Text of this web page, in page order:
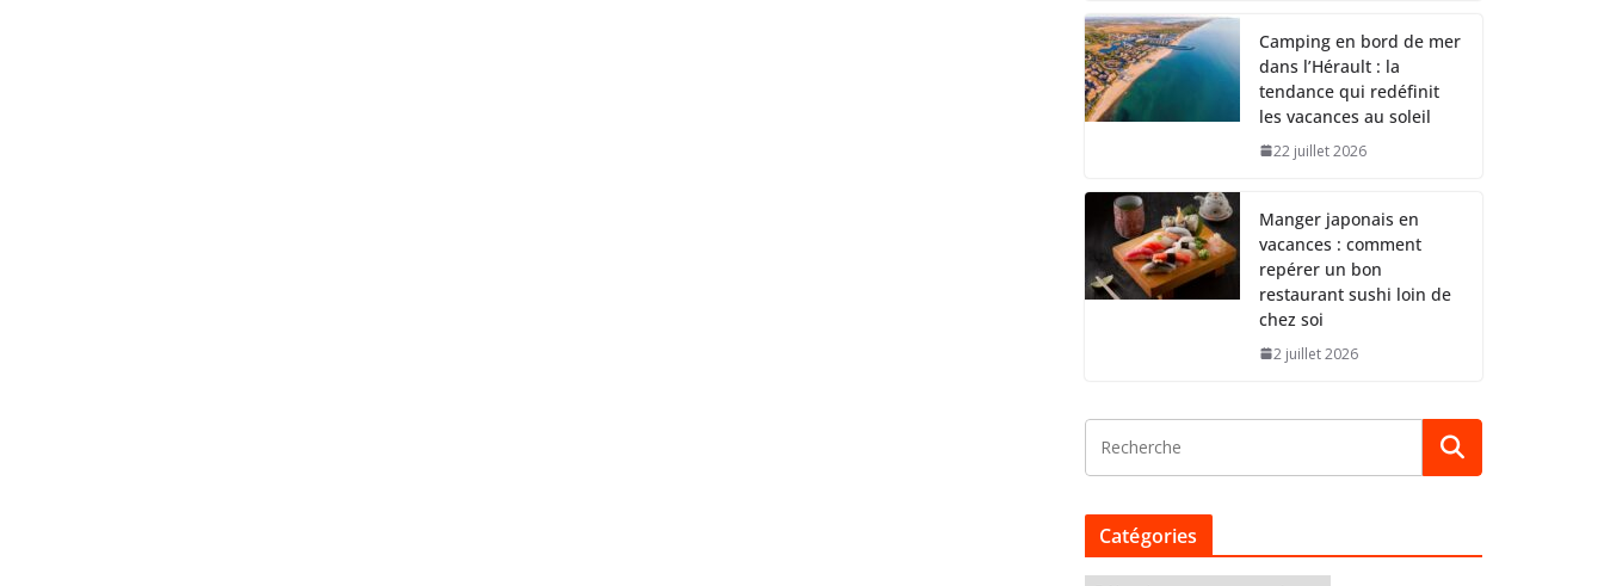
Camping en bord de mer
dans l’Hérault : la
tendance qui redéfinit
les vacances au soleil
22 juillet 2026
Manger japonais en
vacances : comment
repérer un bon
restaurant sushi loin de
chez soi
2 juillet 2026
Catégories